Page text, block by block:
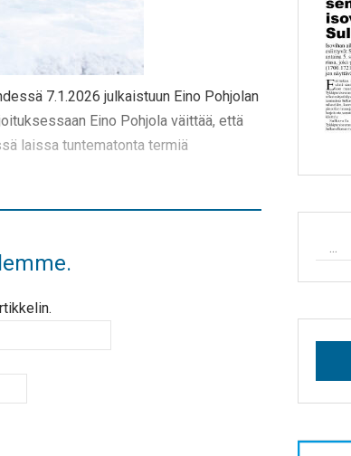
7.1.2026 julkaistuun Eino Pohjolan
Eino Pohjola väittää, että
laissa tuntematonta termiä